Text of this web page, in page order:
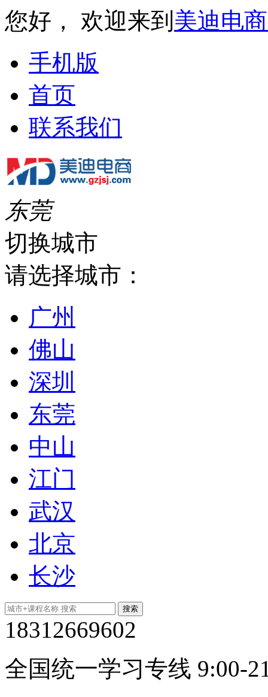
您好， 欢迎来到 美迪电
手机版
首页
联系我们
东莞
切换城市
请选择城市：
广州
佛山
深圳
东莞
中山
江门
武汉
北京
长沙
18312669602
全国统一学习专线 9:00-